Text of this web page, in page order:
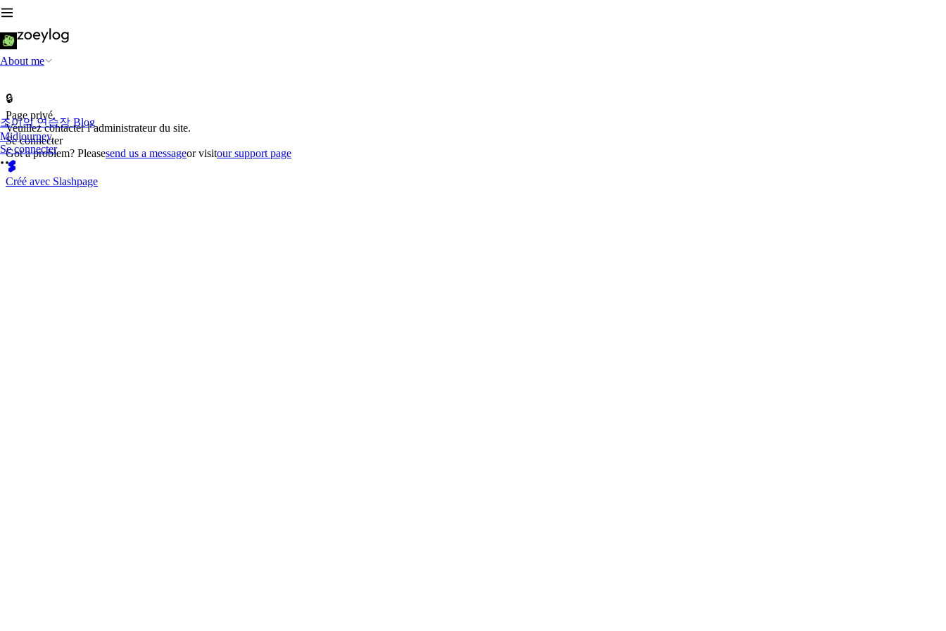
About me
조이의 연습장 Blog
Midjourney
Se connecter
🔒
Page privé.
Veuillez contacter l’administrateur du site.
Se connecter
Got a problem? Pleasesend us a messageor visitour support page
Créé avec Slashpage